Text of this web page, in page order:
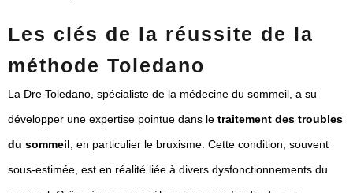
Les clés de la réussite de la
méthode Toledano
La Dre Toledano, spécialiste de la médecine du sommeil, a su
développer une expertise pointue dans le traitement des troubles
du sommeil , en particulier le bruxisme. Cette condition, souvent
sous-estimée, est en réalité liée à divers dysfonctionnements du